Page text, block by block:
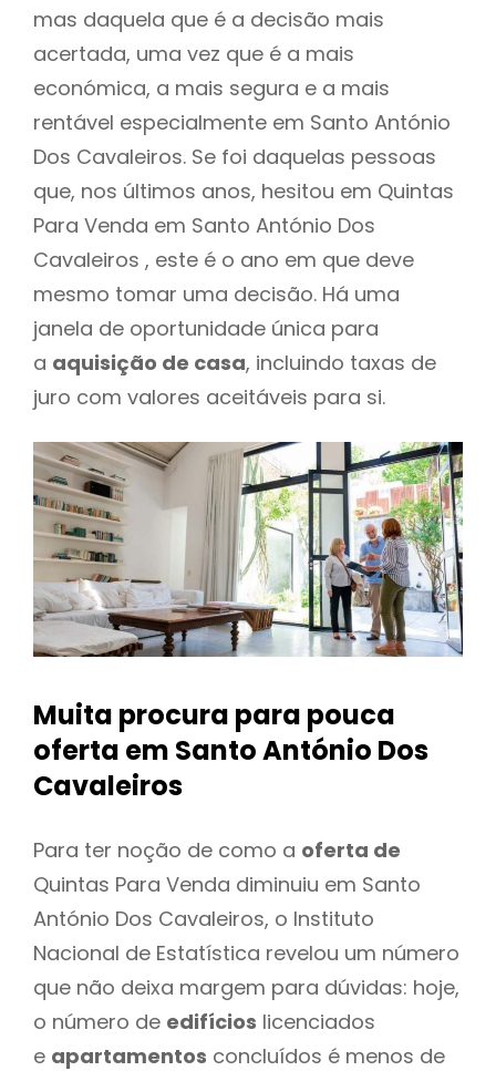
mas daquela que é a decisão mais
acertada, uma vez que é a mais
económica, a mais segura e a mais
rentável especialmente em Santo António
Dos Cavaleiros. Se foi daquelas pessoas
que, nos últimos anos, hesitou em Quintas
Para Venda em Santo António Dos
Cavaleiros , este é o ano em que deve
mesmo tomar uma decisão. Há uma
janela de oportunidade única para
a aquisição de casa, incluindo taxas de
juro com valores aceitáveis para si.
Muita procura para pouca
oferta em Santo António Dos
Cavaleiros
Para ter noção de como a oferta de
Quintas Para Venda diminuiu em Santo
António Dos Cavaleiros, o Instituto
Nacional de Estatística revelou um número
que não deixa margem para dúvidas: hoje,
o número de edifícios licenciados
e apartamentos concluídos é menos de